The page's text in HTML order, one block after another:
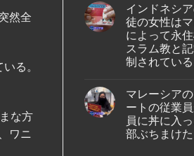
然全
る。
な方
ワニ
の
が
発
見
さ
れ
た。
ケ
ッ
ト
～
シ
ン
ガ
ル
線
を
含
む
15
ン
の
仏
教
遺
跡
へ
イ
キ
ン
グ
中
に
セ
ス・
ク
ル
ー
ズ
と
船
3
年
間
on
シ
ン
ガ
ポ
ー
ル
テ
オ・
シ
オ
ン
セ
インドネシ
徒の女性は
によって永
スラム教と
制されている
on
ド
ネ
シ
マレーシア
ートの従業
員に丼に入
部ぶちまけた